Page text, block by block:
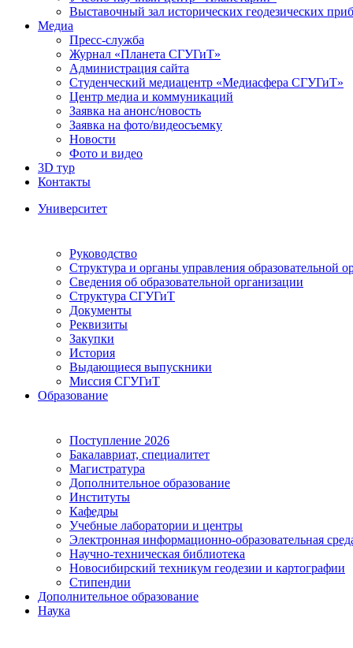
Выставочный зал исторических геодезических
Медиа
Пресс-служба
Журнал «Планета СГУГиТ»
Администрация сайта
Студенческий медиацентр «Медиасфера СГУГиТ»
Центр медиа и коммуникаций
Заявка на анонс/новость
Заявка на фото/видеосъемку
Новости
Фото и видео
3D тур
Контакты
Университет
Руководство
Структура и органы управления образовательной
Сведения об образовательной организации
Структура СГУГиТ
Документы
Реквизиты
Закупки
История
Выдающиеся выпускники
Миссия СГУГиТ
Образование
Поступление 2026
Бакалавриат, специалитет
Магистратура
Дополнительное образование
Институты
Кафедры
Учебные лаборатории и центры
Электронная информационно-образовательная
Научно-техническая библиотека
Новосибирский техникум геодезии и картографии
Стипендии
Дополнительное образование
Наука